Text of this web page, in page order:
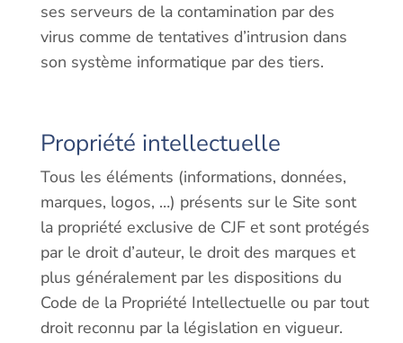
ses serveurs de la contamination par des
virus comme de tentatives d’intrusion dans
son système informatique par des tiers.
Propriété intellectuelle
Tous les éléments (informations, données,
marques, logos, …) présents sur le Site sont
la propriété exclusive de CJF et sont protégés
par le droit d’auteur, le droit des marques et
plus généralement par les dispositions du
Code de la Propriété Intellectuelle ou par tout
droit reconnu par la législation en vigueur.